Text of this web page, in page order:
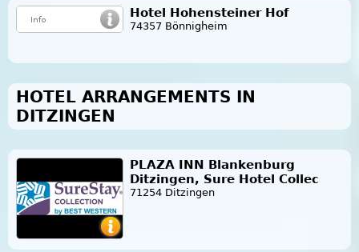
Hotel Hohensteiner Hof
74357 Bönnigheim
HOTEL ARRANGEMENTS IN
DITZINGEN
PLAZA INN Blankenburg
Ditzingen, Sure Hotel Collec
71254 Ditzingen